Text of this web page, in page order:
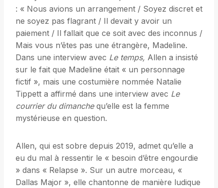
: « Nous avions un arrangement / Soyez discret et
ne soyez pas flagrant / Il devait y avoir un
paiement / Il fallait que ce soit avec des inconnus /
Mais vous n’êtes pas une étrangère, Madeline.
Dans une interview avec Le temps, Allen a insisté
sur le fait que Madeline était « un personnage
fictif », mais une costumière nommée Natalie
Tippett a affirmé dans une interview avec Le
courrier du dimanchequ’elle est la femme
mystérieuse en question.
Allen, qui est sobre depuis 2019, admet qu’elle a
eu du mal à ressentir le « besoin d’être engourdie
» dans « Relapse ». Sur un autre morceau, «
Dallas Major », elle chantonne de manière ludique